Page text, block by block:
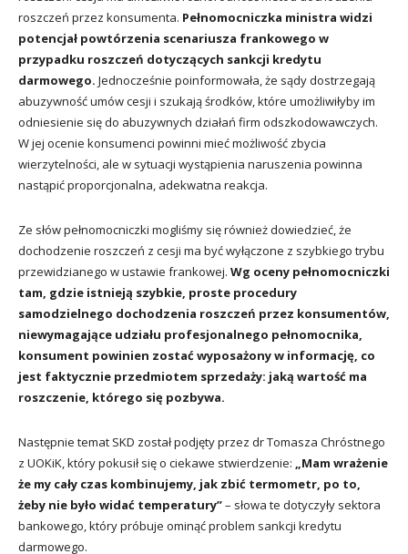
roszczeń przez konsumenta. Pełnomocniczka ministra widzi
potencjał powtórzenia scenariusza frankowego w
przypadku roszczeń dotyczących sankcji kredytu
darmowego. Jednocześnie poinformowała, że sądy dostrzegają
abuzywność umów cesji i szukają środków, które umożliwiłyby im
odniesienie się do abuzywnych działań firm odszkodowawczych.
W jej ocenie konsumenci powinni mieć możliwość zbycia
wierzytelności, ale w sytuacji wystąpienia naruszenia powinna
nastąpić proporcjonalna, adekwatna reakcja.
Ze słów pełnomocniczki mogliśmy się również dowiedzieć, że
dochodzenie roszczeń z cesji ma być wyłączone z szybkiego trybu
przewidzianego w ustawie frankowej. Wg oceny pełnomocniczki
tam, gdzie istnieją szybkie, proste procedury
samodzielnego dochodzenia roszczeń przez konsumentów,
niewymagające udziału profesjonalnego pełnomocnika,
konsument powinien zostać wyposażony w informację, co
jest faktycznie przedmiotem sprzedaży: jaką wartość ma
roszczenie, którego się pozbywa.
Następnie temat SKD został podjęty przez dr Tomasza Chróstnego
z UOKiK, który pokusił się o ciekawe stwierdzenie: „Mam wrażenie
że my cały czas kombinujemy, jak zbić termometr, po to,
żeby nie było widać temperatury”– słowa te dotyczyły sektora
bankowego, który próbuje ominąć problem sankcji kredytu
darmowego.